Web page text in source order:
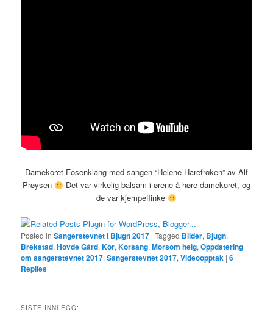
Damekoret Fosenklang med sangen “Helene Harefrøken” av Alf
Prøysen
Det var virkelig balsam i ørene å høre damekoret, og
de var kjempeflinke
Posted in Sangerstevnet i Bjugn 2017 |Tagged Bilder, Bjugn,
Brekstad,Hovde Gård,Kor,Korsang,Morsom helg,Oppdatering
om sangerstevnet 2017,Sangerstevnet 2017,Videoopptak |6
Replies
SISTE INNLEGG: